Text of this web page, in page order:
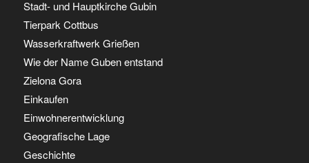
Stadt- und Hauptkirche Gubin
Tierpark Cottbus
Wasserkraftwerk Grießen
Wie der Name Guben entstand
Zielona Gora
Einkaufen
Einwohnerentwicklung
Geografische Lage
Geschichte